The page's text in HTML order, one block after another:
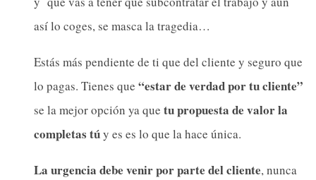
así lo coges, se masca la tragedia…
Estás más pendiente de ti que del cliente y seguro que
lo pagas. Tienes que “estar de verdad por tu cliente”
se la mejor opción ya que tu propuesta de valor la
completas túy es es lo que la hace única.
La urgencia debe venir por parte del cliente, nunca